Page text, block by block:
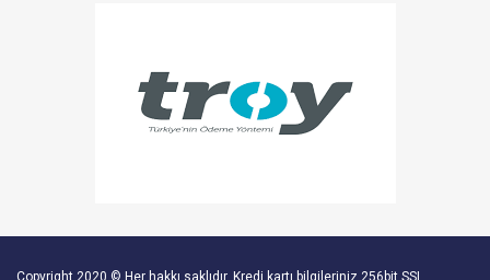
Copyright 2020 © Her hakkı saklıdır. Kredi kartı bilgileriniz 256bit SSL